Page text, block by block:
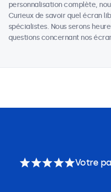
personnalisation complète,
Curieux de savoir quel écran
spécialistes. Nous serons
questions concernant nos
Votre